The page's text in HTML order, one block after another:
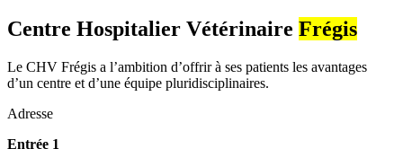
Centre Hospitalier Vétérinaire Frégis
Le CHV Frégis a l’ambition d’offrir à ses patients les avantages
d’un centre et d’une équipe pluridisciplinaires.
Adresse
Entrée 1